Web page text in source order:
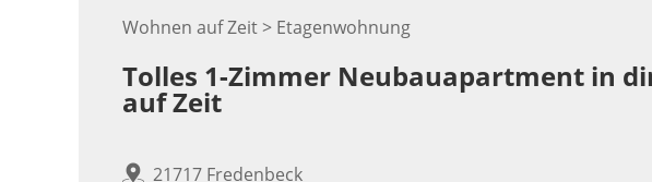
Wohnen auf Zeit > Etagenwohnung
Tolles 1-Zimmer Neubauapartment in
auf Zeit
21717 Fredenbeck